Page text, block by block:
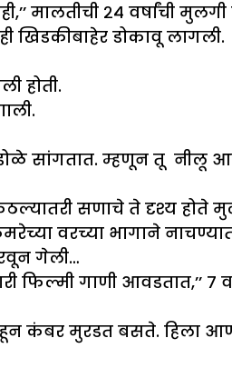
मालतीची २४ वर्षांची
खिडकीबाहेर डोकावू लागली.
होती.
सांगतात. म्हणून तू नीलू
सणाचे ते दृश्य होते
वरच्या भागाने
गेली…
फिल्मी गाणी आवडतात,’’ ७
कंबर मुरडत बसते. हिला